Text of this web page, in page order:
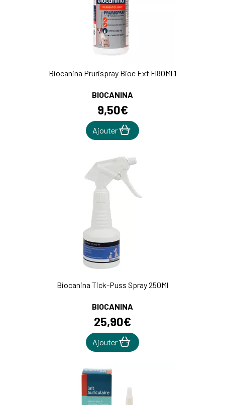
Biocanina Prurispray Bioc Ext Fl80Ml 1
BIOCANINA
9,50€
Ajouter
Biocanina Tick-Puss Spray 250Ml
BIOCANINA
25,90€
Ajouter